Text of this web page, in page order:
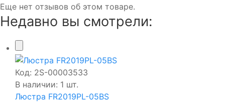
Еще нет отзывов об этом товаре.
Недавно вы смотрели:
Код: 2S-00003533
В наличии: 1 шт.
Люстра FR2019PL-05BS